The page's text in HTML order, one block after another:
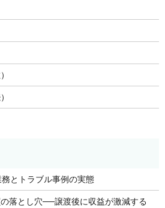
とトラブル事例の実態
落とし穴──譲渡後に収益が激減する